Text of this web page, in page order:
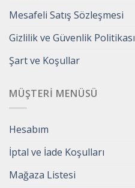
Mesafeli Satış Sözleşmesi
Gizlilik ve Güvenlik Politikası
Şart ve Koşullar
MÜŞTERI MENÜSÜ
Hesabım
İptal ve İade Koşulları
Mağaza Listesi